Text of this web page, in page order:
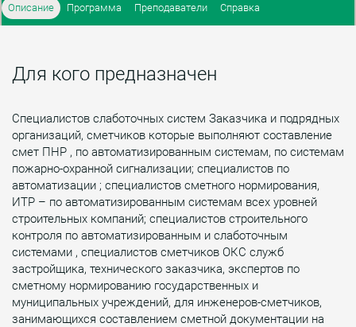
Описание Программа Преподаватели Справка
Для кого предназначен
Специалистов слаботочных систем Заказчика и подрядных
организаций, сметчиков которые выполняют составление
смет ПНР , по автоматизированным системам, по системам
пожарно-охранной сигнализации; специалистов по
автоматизации ; специалистов сметного нормирования,
ИТР – по автоматизированным системам всех уровней
строительных компаний; специалистов строительного
контроля по автоматизированным и слаботочным
системами , специалистов сметчиков ОКС служб
застройщика, технического заказчика, экспертов по
сметному нормированию государственных и
муниципальных учреждений, для инженеров-сметчиков,
занимающихся составлением сметной документации на